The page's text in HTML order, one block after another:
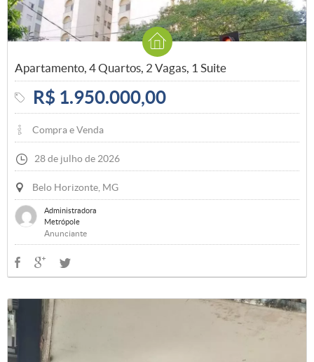
Apartamento, 4 Quartos, 2 Vagas, 1 Suite
R$ 1.950.000,00
Compra e Venda
28 de julho de 2026
Belo Horizonte, MG
Administradora
Metrópole
Anunciante